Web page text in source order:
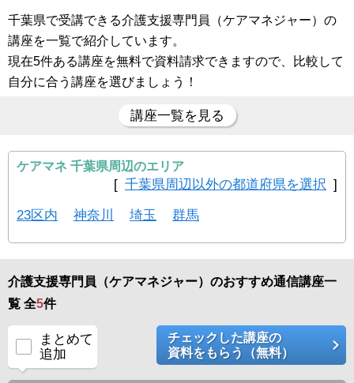
千葉県で受講できる介護支援専門員（ケアマネジャー）の
講座を一覧で紹介しています。
現在5件ある講座を無料で資料請求できますので、比較して
自分に合う講座を選びましょう！
講座一覧を見る
ケアマネ 千葉県周辺のエリア
[ 千葉県周辺以外の都道府県を選択 ]
23区内 神奈川 埼玉 群馬
介護支援専門員（ケアマネジャー）のおすすめ通信講座一
覧 全5件
まとめて
追加
チェックした講座の
資料をもらう（無料）